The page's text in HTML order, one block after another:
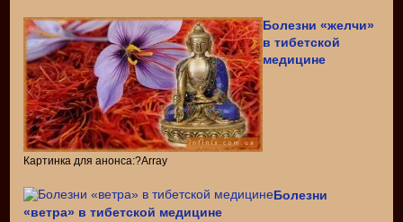
Болезни «желчи»
в тибетской
медицине
Картинка для анонса:?Array
Болезни
«ветра» в тибетской медицине